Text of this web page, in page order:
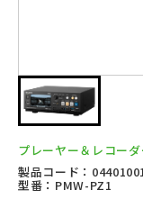
プレーヤー＆レコーダ
製品コード：
型番：PMW-PZ1